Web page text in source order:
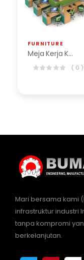
FURNITURE
Meja Kerja Kantor Slim Series
( 0 )
Mari bersama kami
infrastruktur industri
tanpa kompromi
berkelanjutan.